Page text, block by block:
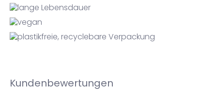
Kundenbewertungen